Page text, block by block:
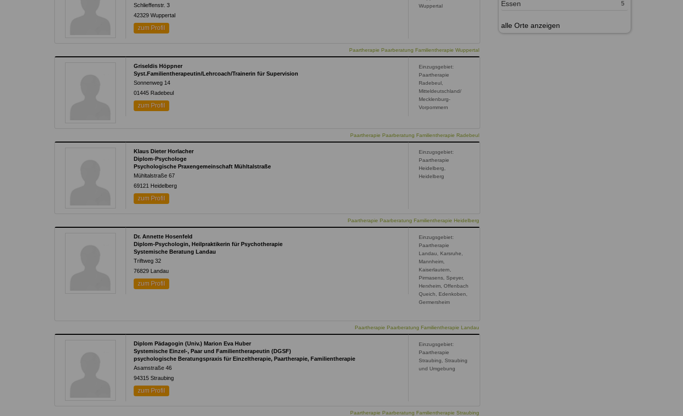
Schlieffenstr. 3
42329 Wuppertal
zum Profil
Wuppertal
Paartherapie Paarberatung Familientherapie Wuppertal
Griseldis Höppner
Syst.Familientherapeutin/Lehrcoach/Trainerin für Supervision
Sonnenweg 14
01445 Radebeul
zum Profil
Einzugsgebiet:
Paartherapie
Radebeul,
Mitteldeutschland/
Mecklenburg-
Vorpommern
Paartherapie Paarberatung Familientherapie Radebeul
Klaus Dieter Horlacher
Diplom-Psychologe
Psychologische Praxengemeinschaft Mühltalstraße
Mühltalstraße 67
69121 Heidelberg
zum Profil
Einzugsgebiet:
Paartherapie
Heidelberg,
Heidelberg
Paartherapie Paarberatung Familientherapie Heidelberg
Dr. Annette Hosenfeld
Diplom-Psychologin, Heilpraktikerin für Psychotherapie
Systemische Beratung Landau
Triftweg 32
76829 Landau
zum Profil
Einzugsgebiet:
Paartherapie
Landau, Karsruhe,
Mannheim,
Kaiserlautern,
Pirmasens, Speyer,
Herxheim, Offenbach
Queich, Edenkoben,
Germersheim
Paartherapie Paarberatung Familientherapie Landau
Diplom Pädagogin (Univ.) Marion Eva Huber
Systemische Einzel-, Paar und Familientherapeutin (DGSF)
psychologische Beratungspraxis für Einzeltherapie, Paartherapie, Familientherapie
Asamstraße 46
94315 Straubing
zum Profil
Einzugsgebiet:
Paartherapie
Straubing, Straubing
und Umgebung
Paartherapie Paarberatung Familientherapie Straubing
Essen 5
alle Orte anzeigen